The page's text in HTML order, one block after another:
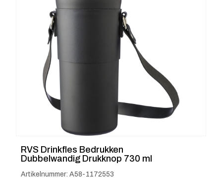
RVS Drinkfles Bedrukken
Dubbelwandig Drukknop 730 ml
Artikelnummer: A58-1172553